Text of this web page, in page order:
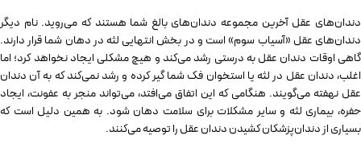
دندان‌های عقل آخرین مجموعه دندان‌های بالغ شما هستند که می‌روید. نام دیگر
دندان‌های عقل «آسیاب سوم» است و در بخش انتهایی لثه در دهان شما قرار دارند.
گاهی اوقات دندان عقل به‌ درستی رشد می‌کند و هیچ مشکلی ایجاد نخواهد کرد؛ اما
اغلب، دندان عقل در لثه یا استخوان فک شما گیر کرده و رشد نمی‌کند که به آن دندان
عقل نهفته می‌گویند. هنگامی که این اتفاق می‌افتد، می‌تواند منجر به عفونت، ایجاد
حفره، بیماری لثه و سایر مشکلات برای سلامت دهان شود. به همین دلیل است که
بسیاری از دندان‌پزشکان کشیدن دندان عقل را توصیه می‌کنند.